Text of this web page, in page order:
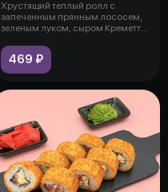
Хрустящий теплый ролл с
запеченным прянным лососем,
зеленым луком, сыром Креметте,
469 ₽